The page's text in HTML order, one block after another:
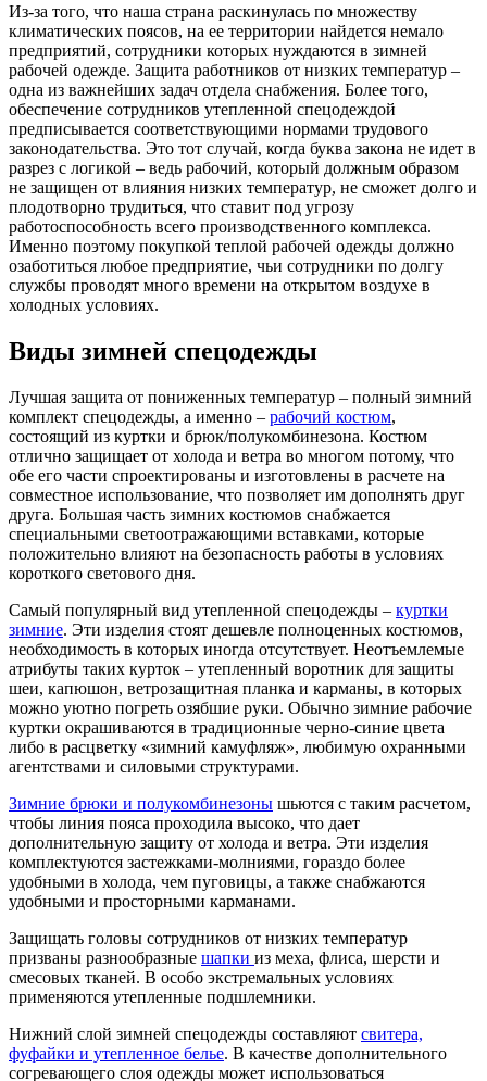
Из-за того, что наша страна раскинулась по множеству
климатических поясов, на ее территории найдется немало
предприятий, сотрудники которых нуждаются в зимней
рабочей одежде. Защита работников от низких температур –
одна из важнейших задач отдела снабжения. Более того,
обеспечение сотрудников утепленной спецодеждой
предписывается соответствующими нормами трудового
законодательства. Это тот случай, когда буква закона не идет в
разрез с логикой – ведь рабочий, который должным образом
не защищен от влияния низких температур, не сможет долго и
плодотворно трудиться, что ставит под угрозу
работоспособность всего производственного комплекса.
Именно поэтому покупкой теплой рабочей одежды должно
озаботиться любое предприятие, чьи сотрудники по долгу
службы проводят много времени на открытом воздухе в
холодных условиях.
Виды зимней спецодежды
Лучшая защита от пониженных температур – полный зимний
комплект спецодежды, а именно – рабочий костюм,
состоящий из куртки и брюк/полукомбинезона. Костюм
отлично защищает от холода и ветра во многом потому, что
обе его части спроектированы и изготовлены в расчете на
совместное использование, что позволяет им дополнять друг
друга. Большая часть зимних костюмов снабжается
специальными светоотражающими вставками, которые
положительно влияют на безопасность работы в условиях
короткого светового дня.
Самый популярный вид утепленной спецодежды – куртки
зимние. Эти изделия стоят дешевле полноценных костюмов,
необходимость в которых иногда отсутствует. Неотъемлемые
атрибуты таких курток – утепленный воротник для защиты
шеи, капюшон, ветрозащитная планка и карманы, в которых
можно уютно погреть озябшие руки. Обычно зимние рабочие
куртки окрашиваются в традиционные черно-синие цвета
либо в расцветку «зимний камуфляж», любимую охранными
агентствами и силовыми структурами.
Зимние брюки и полукомбинезоны шьются с таким расчетом,
чтобы линия пояса проходила высоко, что дает
дополнительную защиту от холода и ветра. Эти изделия
комплектуются застежками-молниями, гораздо более
удобными в холода, чем пуговицы, а также снабжаются
удобными и просторными карманами.
Защищать головы сотрудников от низких температур
призваны разнообразные шапки из меха, флиса, шерсти и
смесовых тканей. В особо экстремальных условиях
применяются утепленные подшлемники.
Нижний слой зимней спецодежды составляют свитера,
фуфайки и утепленное белье. В качестве дополнительного
согревающего слоя одежды может использоваться